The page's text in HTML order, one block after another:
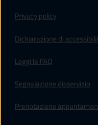
Privacy policy
Dichiarazione di
Leggi le FAQ
Segnalazione disservizio
Prenotazione